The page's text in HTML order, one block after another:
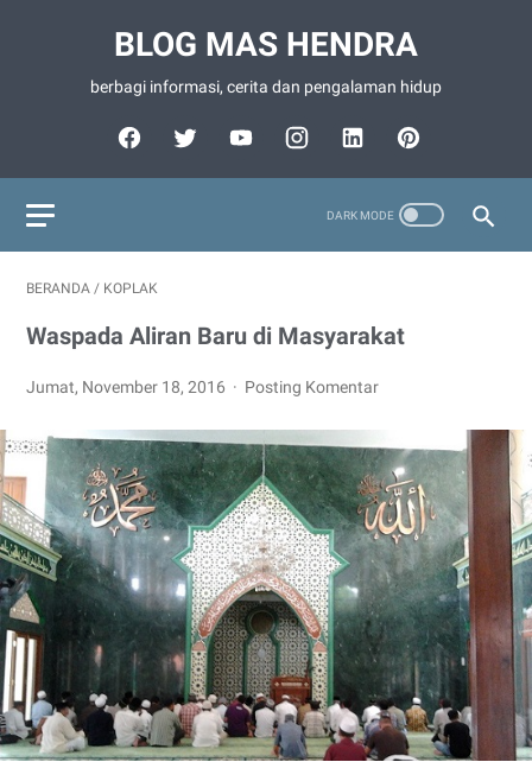
BLOG MAS HENDRA
berbagi informasi, cerita dan pengalaman hidup
BERANDA / KOPLAK
Waspada Aliran Baru di Masyarakat
Jumat, November 18, 2016 Posting Komentar